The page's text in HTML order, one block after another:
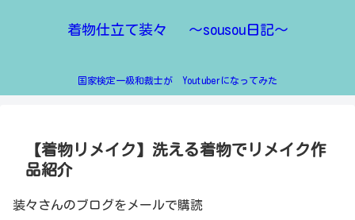
着物仕立て装々 ～sousou日記～
国家検定一級和裁士が Youtuberになってみた
【着物リメイク】洗える着物でリメイク作
品紹介
装々さんのブログをメールで購読